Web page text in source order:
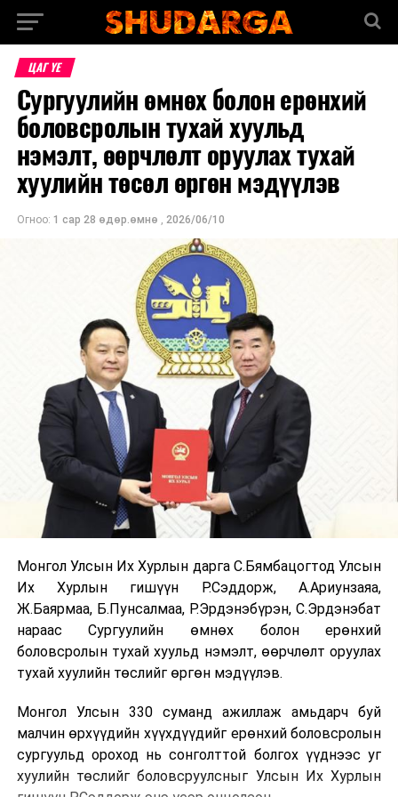
ЦАГ ҮЕ
Сургуулийн өмнөх болон ерөнхий
боловсролын тухай хуульд
нэмэлт, өөрчлөлт оруулах тухай
хуулийн төсөл өргөн мэдүүлэв
Огноо: 1 сар 28 өдөр.өмнө , 2026/06/10
Монгол Улсын Их Хурлын дарга С.Бямбацогтод Улсын
Их Хурлын гишүүн Р.Сэддорж, А.Ариунзаяа,
Ж.Баярмаа, Б.Пунсалмаа, Р.Эрдэнэбүрэн, С.Эрдэнэбат
нараас Сургуулийн өмнөх болон ерөнхий
боловсролын тухай хуульд нэмэлт, өөрчлөлт оруулах
тухай хуулийн төслийг өргөн мэдүүлэв.
Монгол Улсын 330 суманд ажиллаж амьдарч буй
малчин өрхүүдийн хүүхдүүдийг ерөнхий боловсролын
сургуульд ороход нь сонголттой болгох үүднээс уг
хуулийн төслийг боловсруулсныг Улсын Их Хурлын